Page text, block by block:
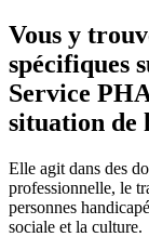
Vous y
spécifiques
Service
situation de
Elle agit dans des
professionnelle, le
personnes
sociale et la culture.